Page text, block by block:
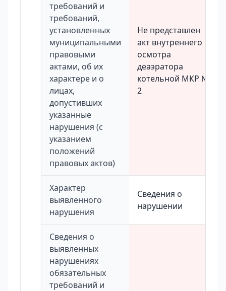
требований и
требований,
установленных
муниципальными
правовыми
актами, об их
характере и о
лицах,
допустивших
указанные
нарушения (с
указанием
положений
правовых актов)
Не представлен
акт внутреннего
осмотра
деаэратора
котельной МКР №
2
Характер
выявленного
нарушения
Сведения о
нарушении
Сведения о
выявленных
нарушениях
обязательных
требований и